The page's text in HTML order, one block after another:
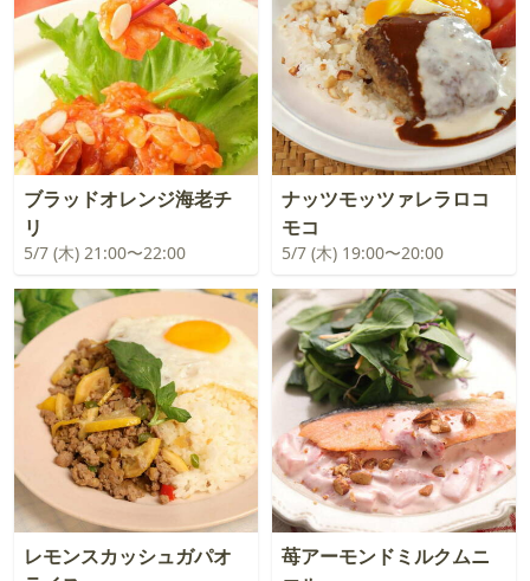
ブラッドオレンジ海老チ
リ
5/7 (木) 21:00〜22:00
ナッツモッツァレラロコ
モコ
5/7 (木) 19:00〜20:00
レモンスカッシュガパオ
苺アーモンドミルクムニ